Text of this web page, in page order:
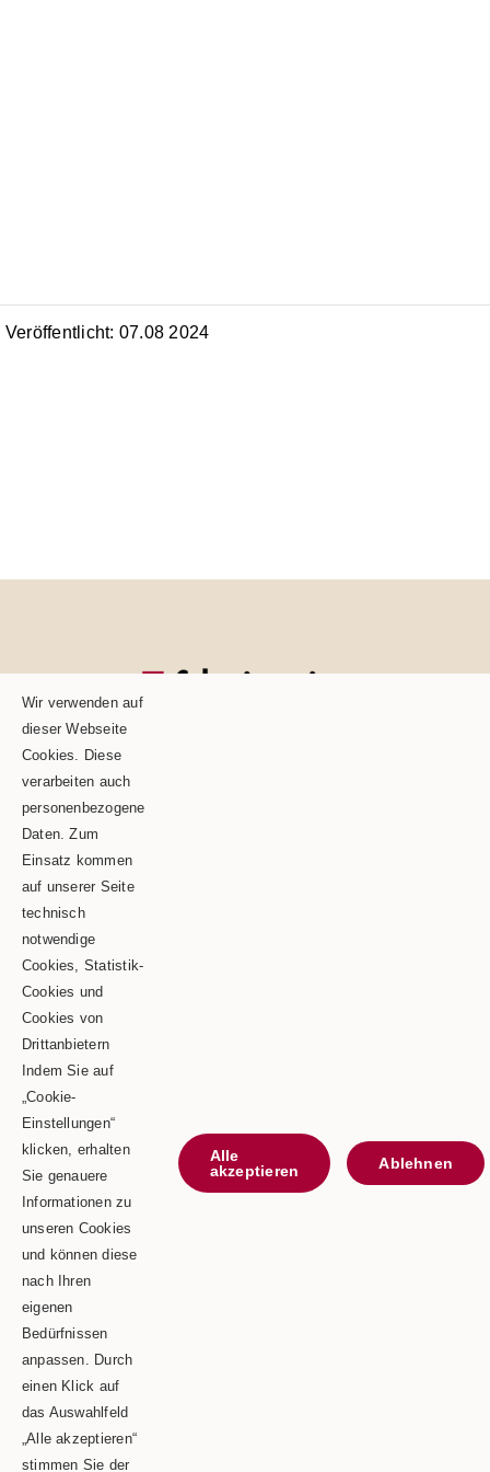
Veröffentlicht: 07.08 2024
Schäble TEAM GmbH & Co.KG
Goldbergstraße 24
73469 Riesbürg
Telefon: 0 90 81 / 75 73
Telefax: 0 90 81 / 75 52
E-Mail: info@schaeble-team.de
Kontaktieren Sie uns
Impressum
Datenschutz
Copyright © 2026 | Schäble TEAM GmbH & Co.KG
Wir verwenden auf
dieser Webseite
Cookies. Diese
verarbeiten auch
personenbezogene
Daten. Zum
Einsatz kommen
auf unserer Seite
technisch
notwendige
Cookies, Statistik-
Cookies und
Cookies von
Drittanbietern
Indem Sie auf
„Cookie-
Einstellungen“
klicken, erhalten
Sie genauere
Informationen zu
unseren Cookies
und können diese
nach Ihren
eigenen
Bedürfnissen
anpassen. Durch
einen Klick auf
das Auswahlfeld
„Alle akzeptieren“
stimmen Sie der
Alle
akzeptieren
Ablehnen